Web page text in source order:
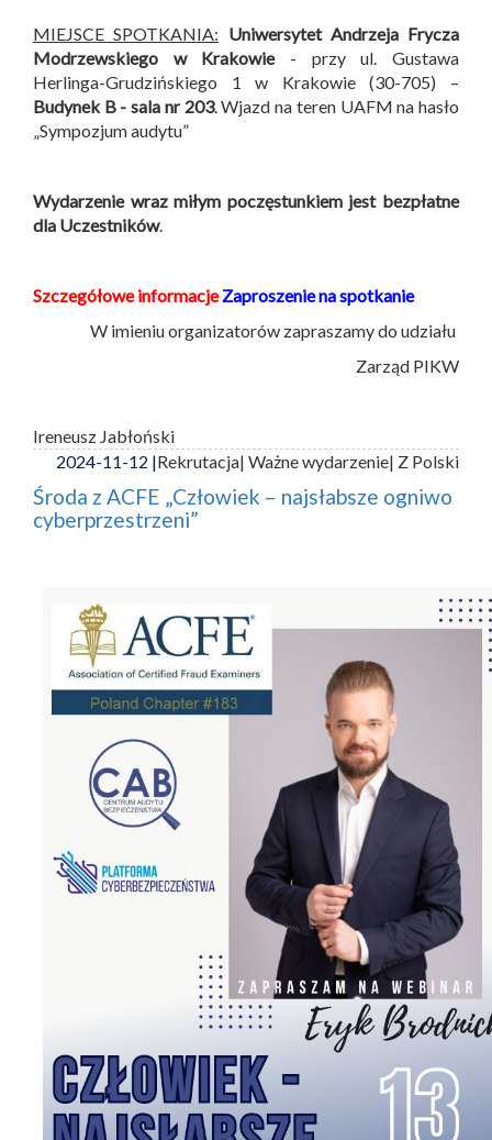
MIEJSCE SPOTKANIA: Uniwersytet Andrzeja Frycza
Modrzewskiego w Krakowie- przy ul. Gustawa
Herlinga-Grudzińskiego 1 w Krakowie (30-705) –
Budynek B - sala nr 203. Wjazd na teren UAFM na hasło
„Sympozjum audytu”
Wydarzenie wraz miłym poczęstunkiem jest bezpłatne
dla Uczestników.
Szczegółowe informacje Zaproszenie na spotkanie
W imieniu organizatorów zapraszamy do udziału
Zarząd PIKW
Ireneusz Jabłoński
2024-11-12 |Rekrutacja| Ważne wydarzenie| Z Polski
Środa z ACFE „Człowiek – najsłabsze ogniwo
cyberprzestrzeni”